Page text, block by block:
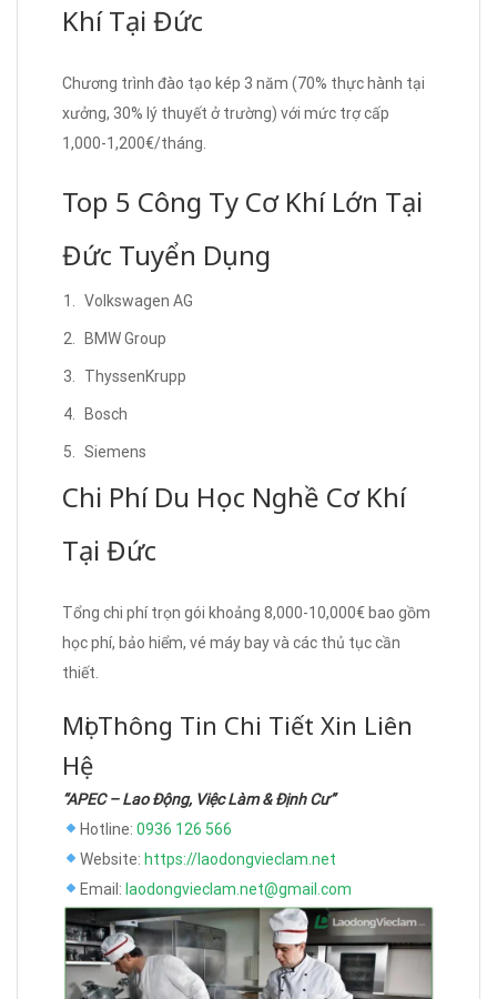
Khí Tại Đức
Chương trình đào tạo kép 3 năm (70% thực hành tại
xưởng, 30% lý thuyết ở trường) với mức trợ cấp
1,000-1,200€/tháng.
Top 5 Công Ty Cơ Khí Lớn Tại
Đức Tuyển Dụng
Volkswagen AG
BMW Group
ThyssenKrupp
Bosch
Siemens
Chi Phí Du Học Nghề Cơ Khí
Tại Đức
Tổng chi phí trọn gói khoảng 8,000-10,000€ bao gồm
học phí, bảo hiểm, vé máy bay và các thủ tục cần
thiết.
Mọi Thông Tin Chi Tiết Xin Liên
Hệ
“APEC – Lao Động, Việc Làm & Định Cư”
Hotline: 0936 126 566
Website: https://laodongvieclam.net
Email: laodongvieclam.net@gmail.com